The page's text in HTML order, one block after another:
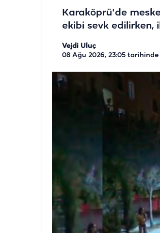
Karaköprü'de
ekibi sevk edilirken,
Vejdi Uluç
08 Ağu 2026, 23:05 tarihinde